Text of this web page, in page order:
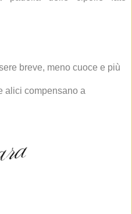
breve, meno cuoce e più
alici compensano a